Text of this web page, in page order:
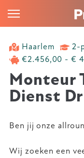
Haarlem 2-
€2.456,00 - €
Monteur
Dienst
Ben jij onze
Wij zoeken een